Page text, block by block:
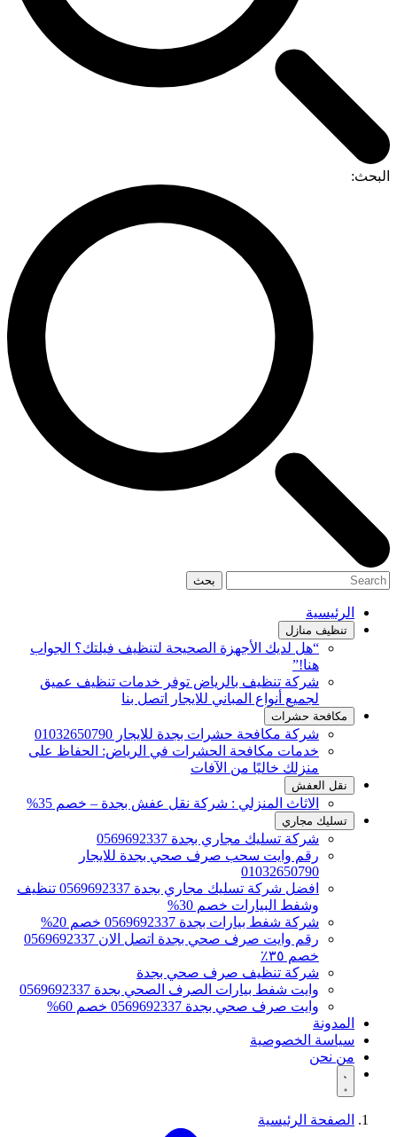
البحث:
بحث
الرئيسية
تنظيف منازل
“هل لديك الأجهزة الصحيحة لتنظيف فيلتك؟ الجواب
هنا!”
شركة تنظيف بالرياض توفر خدمات تنظيف عميق
لجميع أنواع المباني للايجار اتصل بنا
مكافحة حشرات
شركة مكافحة حشرات بجدة للايجار 01032650790
خدمات مكافحة الحشرات في الرياض: الحفاظ على
منزلك خاليًا من الآفات
نقل العفش
الاثاث المنزلي : شركة نقل عفش بجدة – خصم 35%
تسليك مجاري
شركة تسليك مجاري بجدة 0569692337
رقم وايت سحب صرف صحي بجدة للايجار
01032650790
افضل شركة تسليك مجاري بجدة 0569692337 تنظيف
وشفط البيارات خصم 30%
شركة شفط بيارات بجدة 0569692337 خصم 20%
رقم وايت صرف صحي بجدة اتصل الان 0569692337
خصم ٣٥٪
شركة تنظيف صرف صحي بجدة
وايت شفط بيارات الصرف الصحي بجدة 0569692337
وايت صرف صحي بجدة 0569692337 خصم 60%
المدونة
سياسة الخصوصية
من نحن
الصفحة الرئيسية